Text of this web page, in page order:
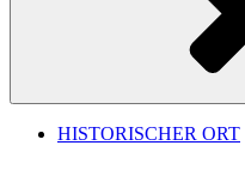
HISTORISCHER ORT